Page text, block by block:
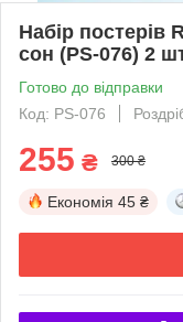
Набір постерів
сон (PS-076) 2
Готово до відправки
Код: PS-076
255 ₴ 300 ₴
Економія 45 ₴